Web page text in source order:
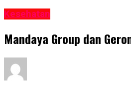
Kesehatan
Mandaya Group dan